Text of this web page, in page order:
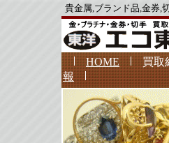
貴金属,ブランド品,金券,
HOME 買取
報